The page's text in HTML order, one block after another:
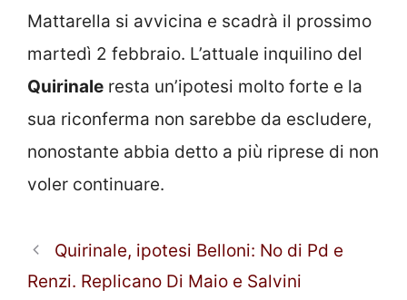
Mattarella si avvicina e scadrà il prossimo
martedì 2 febbraio. L’attuale inquilino del
Quirinale resta un’ipotesi molto forte e la
sua riconferma non sarebbe da escludere,
nonostante abbia detto a più riprese di non
voler continuare.
Quirinale, ipotesi Belloni: No di Pd e
Renzi. Replicano Di Maio e Salvini